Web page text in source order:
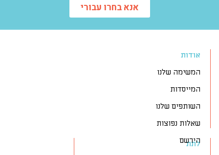
אנא בחרו עבורי
אודות
המשימה שלנו
המייסדות
השותפים שלנו
שאלות נפוצות
הירשם
לתת